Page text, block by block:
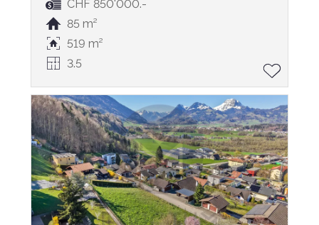
CHF 850'000.-
85 m²
519 m²
3.5